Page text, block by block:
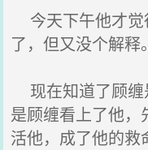
今天下午他才觉
了，但又没个解释。
现在知道了顾缠
是顾缠看上了他
活他，成了他的救